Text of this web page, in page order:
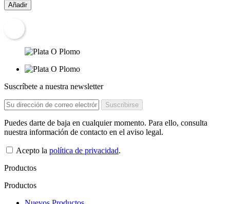
Añadir
Suscríbete a nuestra newsletter
Puedes darte de baja en cualquier momento. Para ello, consulta
nuestra información de contacto en el aviso legal.
Acepto la política de privacidad.
Productos
Productos